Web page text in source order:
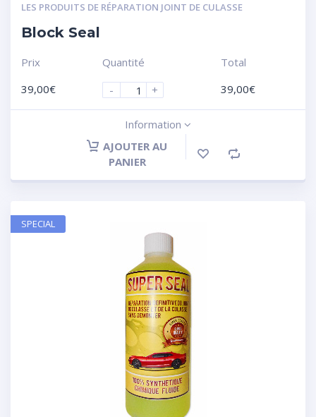
LES PRODUITS DE RÉPARATION JOINT DE CULASSE
Block Seal
Prix
39,00€
Quantité
-
+
Total
39,00€
Information
AJOUTER AU
PANIER
SPECIAL